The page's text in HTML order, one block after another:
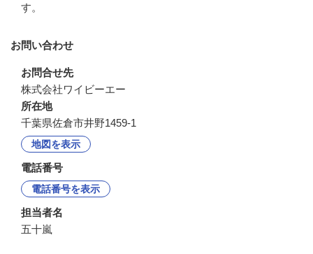
す。
お問い合わせ
お問合せ先
株式会社ワイビーエー
所在地
千葉県佐倉市井野1459-1
地図を表示
電話番号
電話番号を表示
担当者名
五十嵐